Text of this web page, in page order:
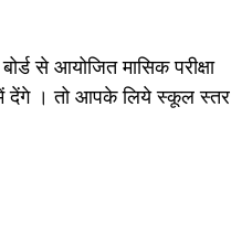
से आयोजित मासिक परीक्षा
में देंगे । तो आपके लिये स्कूल स्तर